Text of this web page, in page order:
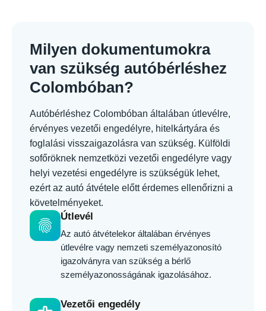
Milyen dokumentumokra
van szükség autóbérléshez
Colombóban?
Autóbérléshez Colombóban általában útlevélre,
érvényes vezetői engedélyre, hitelkártyára és
foglalási visszaigazolásra van szükség. Külföldi
sofőröknek nemzetközi vezetői engedélyre vagy
helyi vezetési engedélyre is szükségük lehet,
ezért az autó átvétele előtt érdemes ellenőrizni a
követelményeket.
fingerprint
Útlevél
Az autó átvételekor általában érvényes
útlevélre vagy nemzeti személyazonosító
igazolványra van szükség a bérlő
személyazonosságának igazolásához.
Vezetői engedély